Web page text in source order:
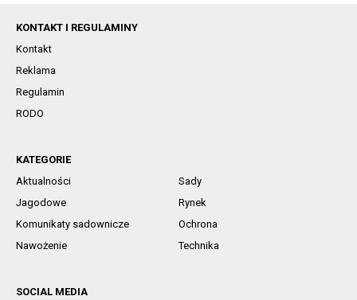
KONTAKT I REGULAMINY
Kontakt
Reklama
Regulamin
RODO
KATEGORIE
Aktualności
Sady
Jagodowe
Rynek
Komunikaty sadownicze
Ochrona
Nawożenie
Technika
SOCIAL MEDIA